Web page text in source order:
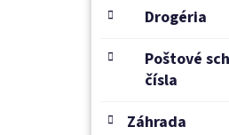
Drogéria
Poštové
čísla
Záhrada